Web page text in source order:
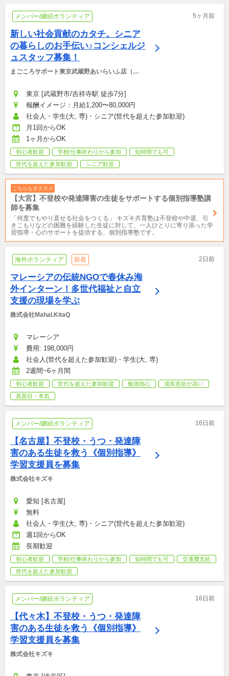
メンバー/継続ボランティア 5ヶ月前
新しい社会貢献のカタチ。シニア
の暮らしのお手伝い♪コンシェルジ
ュスタッフ募集！
まごころサポート東京武蔵野あいらいふ店（株
東京 [武蔵野市/吉祥寺駅 徒歩7分]
報酬イメージ：月給1,200〜80,000円
社会人・学生(大, 専)・シニア(世代を超えた参加歓迎)
月1回からOK
1ヶ月からOK
初心者歓迎 学校/仕事終わりから参加
短時間でも可
世代を超えた参加歓迎
シニア歓迎
こちらもオススメ
【大宮】不登校や発達障害の生徒をサポートする個別指導塾講
師を募集
「何度でもやり直せる社会をつくる」 キズキ共育塾は不登校や中退、引
きこもりなどの困難を経験した生徒に対して、一人ひとりに寄り添った学
習指導・心のサポートを提供する、個別指導塾です。
海外ボランティア 新着 2日前
マレーシアの伝統NGOで春休み海
外インターン！多世代福祉と自立
支援の現場を学ぶ
株式会社Mahal.KitaQ
マレーシア
費用: 198,000円
社会人(世代を超えた参加歓迎)・学生(大, 専)
2週間~6ヶ月間
初心者歓迎 世代を超えた参加歓迎 勉強熱心
成長意欲が高い
真面目・本気
メンバー/継続ボランティア 16日前
【名古屋】不登校・うつ・発達障
害のある生徒を救う《個別指導》
学習支援員を募集
株式会社キズキ
愛知 [名古屋]
無料
社会人・学生(大, 専)・シニア(世代を超えた参加歓迎)
週1回からOK
長期歓迎
初心者歓迎 学校/仕事終わりから参加 短時間でも可
交通費支給
世代を超えた参加歓迎
メンバー/継続ボランティア 16日前
【代々木】不登校・うつ・発達障
害のある生徒を救う《個別指導》
学習支援員を募集
株式会社キズキ